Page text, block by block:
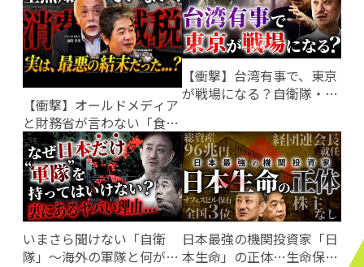
【衝撃】オールドメディア
と財務省が言わない「食料
品減税」のひどい話…（ジ
ャーナリスト：加賀孝英
氏）
【衝撃】台湾有事で、東京
が戦場になる？自衛隊・防
いまさら聞けない「自衛
隊」〜海外の軍隊と何が違
日本最強の機関投資家「日
本生命」の正体…生命保険